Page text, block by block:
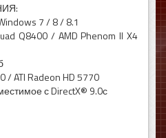
7 / 8 / 8.1
Q8400 / AMD Phenom II X4
/ ATI Radeon HD 5770
с DirectX® 9.0с